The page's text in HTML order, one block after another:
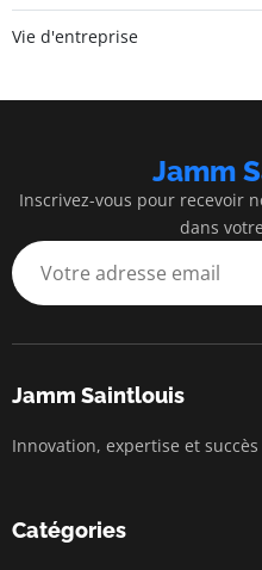
Vie d'entreprise
Jamm
Inscrivez-vous pour recevoir
dans
Jamm Saintlouis
Innovation, expertise et
Catégories